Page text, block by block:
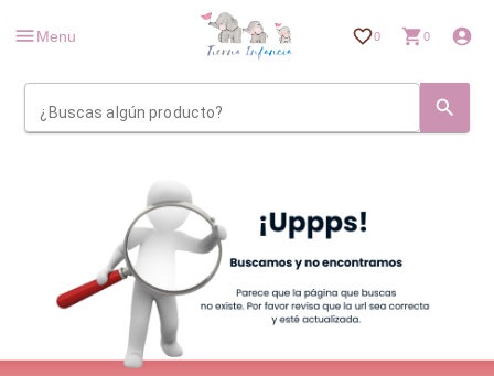
Menu 0 0
¿Buscas algún producto?